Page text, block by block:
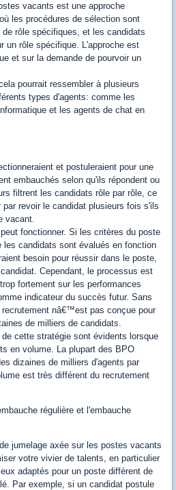
vacants est une approche
les procédures de sélection sont
rôle spécifiques, et les candidats
un rôle spécifique. L'approche est
et sur la demande de pourvoir un
pourrait ressembler à plusieurs
types d'agents: comme les
et les agents de chat en
et postuleraient pour une
embauchés selon qu'ils répondent ou
filtrent les candidats rôle par rôle, ce
revoir le candidat plusieurs fois s'ils
vacant.
fonctionner. Si les critères du poste
candidats sont évalués en fonction
besoin pour réussir dans le poste,
Cependant, le processus est
fortement sur les performances
indicateur du succès futur. Sans
nâ€™est pas conçue pour
de milliers de candidats.
cette stratégie sont évidents lorsque
en volume. La plupart des BPO
dizaines de milliers d'agents par
est très différent du recrutement
jumelage axée sur les postes vacants
votre vivier de talents, en particulier
adaptés pour un poste différent de
Par exemple, si un candidat postule